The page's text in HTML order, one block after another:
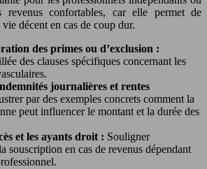
revenus confortables, car elle permet de
décent en cas de coup dur.
des primes ou d’exclusion :
des clauses spécifiques concernant les
journalières et rentes
par des exemples concrets comment la
peut influencer le montant et la durée des
et les ayants droit : Souligner
souscription en cas de revenus dépendant